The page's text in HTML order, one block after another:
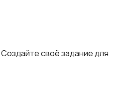
своё задание для